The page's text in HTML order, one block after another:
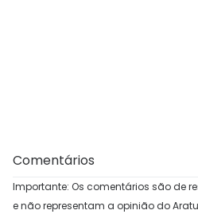
Comentários
Importante: Os comentários são de
e não representam a opinião do